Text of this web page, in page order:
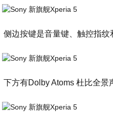
侧边按键是音量键、触控指纹
下方有Dolby Atoms 杜比全景